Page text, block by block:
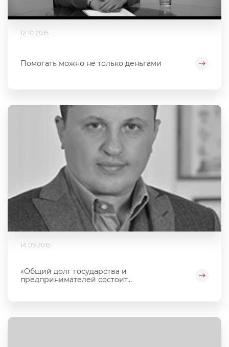
12.10.2015
Помогать можно не только деньгами
14.09.2015
«Общий долг государства и
предпринимателей состоит...